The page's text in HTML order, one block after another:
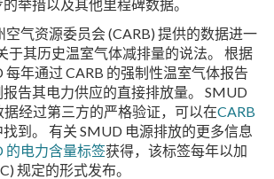
举措以及其他里程碑数据。
气资源委员会 (CARB) 提供的数据进一
于其历史温室气体减排量的说法。 根据
每年通过 CARB 的强制性温室气体报告
告其电力供应的直接排放量。 SMUD
据经过第三方的严格验证，可以在CARB
找到。 有关 SMUD 电源排放的更多信息
的电力含量标签获得，该标签每年以加
规定的形式发布。